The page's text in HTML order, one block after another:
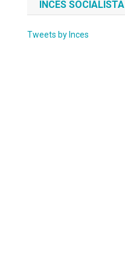
INCES SOCIALISTA
Tweets by Inces